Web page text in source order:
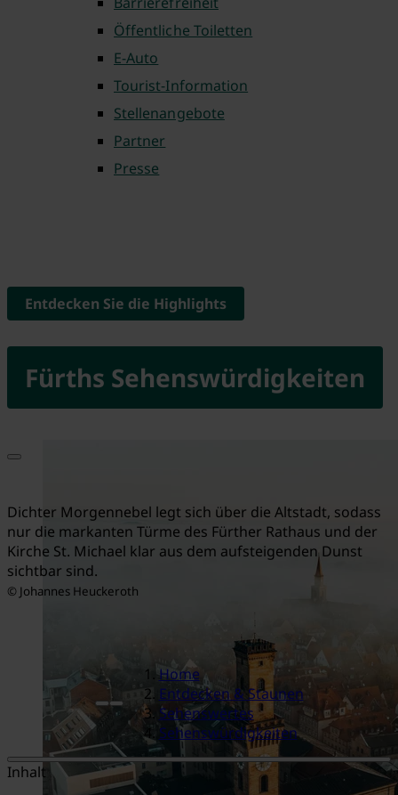
Öffentliche Toiletten
E-Auto
Tourist-Information
Stellenangebote
Partner
Presse
Fürths Sehenswürdigkeiten
Entdecken Sie die Highlights
Dichter Morgennebel legt sich über die Altstadt, sodass
nur die markanten Türme des Fürther Rathaus und der
Kirche St. Michael klar aus dem aufsteigenden Dunst
sichtbar sind.
© Johannes Heuckeroth
Home
Entdecken & Staunen
Sehenswertes
Sehenswürdigkeiten
Inhalt